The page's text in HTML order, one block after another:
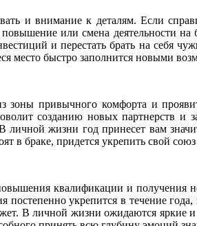
и внимание к деталям. Если
или смена деятельности
и перестать брать на себя
место быстро заполнится новыми
привычного комфорта и
созданию новых партнерств и
личной жизни год принесет вам
в браке, придется укрепить свой
квалификации и получения
укрепится в течение
В личной жизни ожидаются яркие